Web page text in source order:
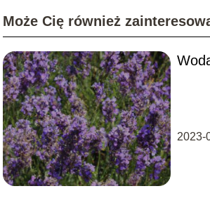
Może Cię również
2023-